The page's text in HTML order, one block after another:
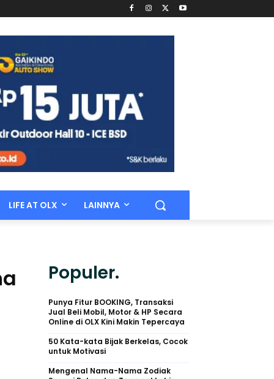
LIFE AT OLX LAINNYA
Populer.
Punya Fitur BOOKING, Transaksi
Jual Beli Mobil, Motor & HP Secara
Online di OLX Kini Makin Tepercaya
50 Kata-kata Bijak Berkelas, Cocok
untuk Motivasi
Mengenal Nama-Nama Zodiak